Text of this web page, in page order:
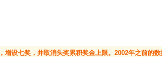
增设七奖，并取消头奖累积奖金上限。2002年之前的